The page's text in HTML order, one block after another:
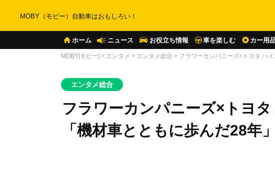
MOBY（モビー）自動車はおもしろい！
ホーム ニュース お役立ち情報 車を楽しむ カー用
MOBY[モビー] > エンタメ > エンタメ総合 > フラワーカンパニーズ×トヨタ ハ
エンタメ総合
フラワーカンパニーズ×トヨ
「機材車とともに歩んだ28年